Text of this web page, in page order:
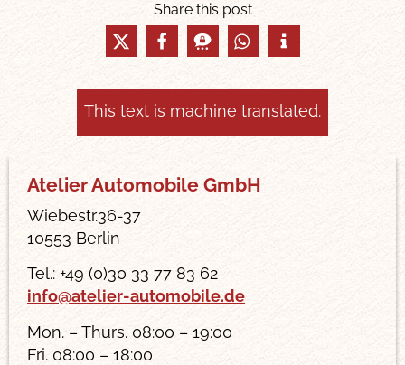
Share this post
This text is machine translated.
Atelier Automobile GmbH
Wiebestr.36-37
10553 Berlin
Tel.: +49 (0)30 33 77 83 62
info@atelier-automobile.de
Mon. – Thurs. 08:00 – 19:00
Fri. 08:00 – 18:00